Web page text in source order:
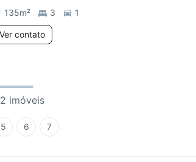
135m² 3 1
Ver contato
imóveis
5 6 7